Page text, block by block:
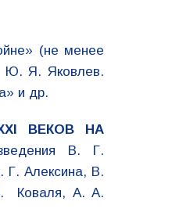
(не менее
Ю. Я. Яковлев.
и др.
ВЕКОВ НА
В. Г.
Г. Алексина, В.
Коваля, А. А.